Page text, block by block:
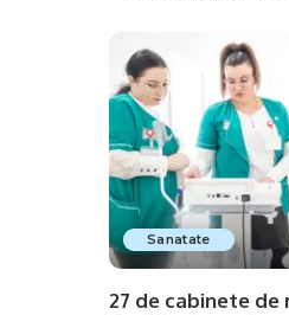
Sanatate
27 de cabinete de